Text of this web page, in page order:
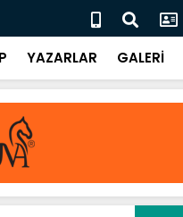
Sanal Şövalyeler / Ali Tuluk
YAZARLAR GALERİ